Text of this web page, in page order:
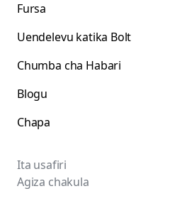
Fursa
Uendelevu katika Bolt
Chumba cha Habari
Blogu
Chapa
Ita usafiri
Agiza chakula